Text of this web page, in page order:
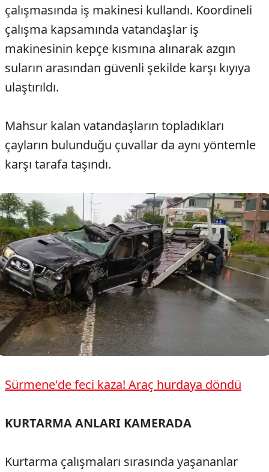
çalışmasında iş makinesi kullandı. Koordineli
çalışma kapsamında vatandaşlar iş
makinesinin kepçe kısmına alınarak azgın
suların arasından güvenli şekilde karşı kıyıya
ulaştırıldı.
Mahsur kalan vatandaşların topladıkları
çayların bulunduğu çuvallar da aynı yöntemle
karşı tarafa taşındı.
Sürmene'de feci kaza! Araç hurdaya döndü
KURTARMA ANLARI KAMERADA
Kurtarma çalışmaları sırasında yaşananlar